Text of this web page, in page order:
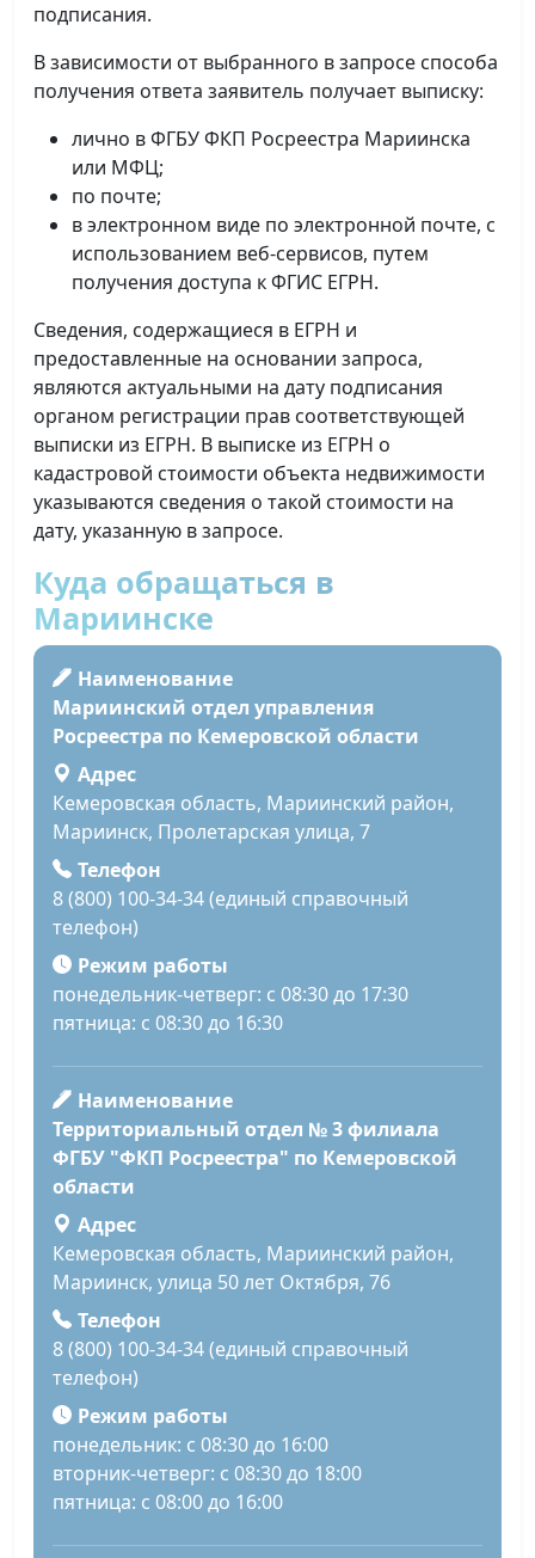
подписания.
В зависимости от выбранного в запросе способа
получения ответа заявитель получает выписку:
лично в ФГБУ ФКП Росреестра Мариинска
или МФЦ;
по почте;
в электронном виде по электронной почте, с
использованием веб-сервисов, путем
получения доступа к ФГИС ЕГРН.
Сведения, содержащиеся в ЕГРН и
предоставленные на основании запроса,
являются актуальными на дату подписания
органом регистрации прав соответствующей
выписки из ЕГРН. В выписке из ЕГРН о
кадастровой стоимости объекта недвижимости
указываются сведения о такой стоимости на
дату, указанную в запросе.
Куда обращаться в
Мариинске
Наименование
Мариинский отдел управления
Росреестра по Кемеровской области
Адрес
Кемеровская область, Мариинский район,
Мариинск, Пролетарская улица, 7
Телефон
8 (800) 100-34-34 (единый справочный
телефон)
Режим работы
понедельник-четверг: с 08:30 до 17:30
пятница: с 08:30 до 16:30
Наименование
Территориальный отдел № 3 филиала
ФГБУ "ФКП Росреестра" по Кемеровской
области
Адрес
Кемеровская область, Мариинский район,
Мариинск, улица 50 лет Октября, 76
Телефон
8 (800) 100-34-34 (единый справочный
телефон)
Режим работы
понедельник: с 08:30 до 16:00
вторник-четверг: с 08:30 до 18:00
пятница: с 08:00 до 16:00